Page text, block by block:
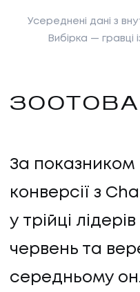
Усереднені дані з
Вибірка — гравці
За показником
конверсії з
у трійці
червень та
середньому